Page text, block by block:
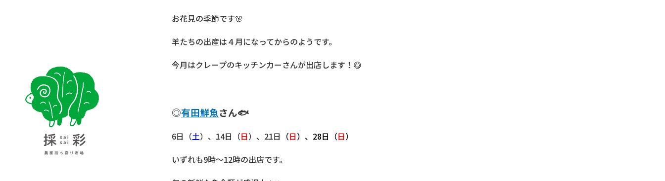
採彩 saisai 農家持ち寄り市場
お花見の季節です🌸
羊たちの出産は４月になってからのようです。
今月はクレープのキッチンカーさんが出店します！😋
◎有田鮮魚さん🐟
6日（土）、14日（日）、21日 （日）、28日（日）
いずれも9時～12時の出店です。